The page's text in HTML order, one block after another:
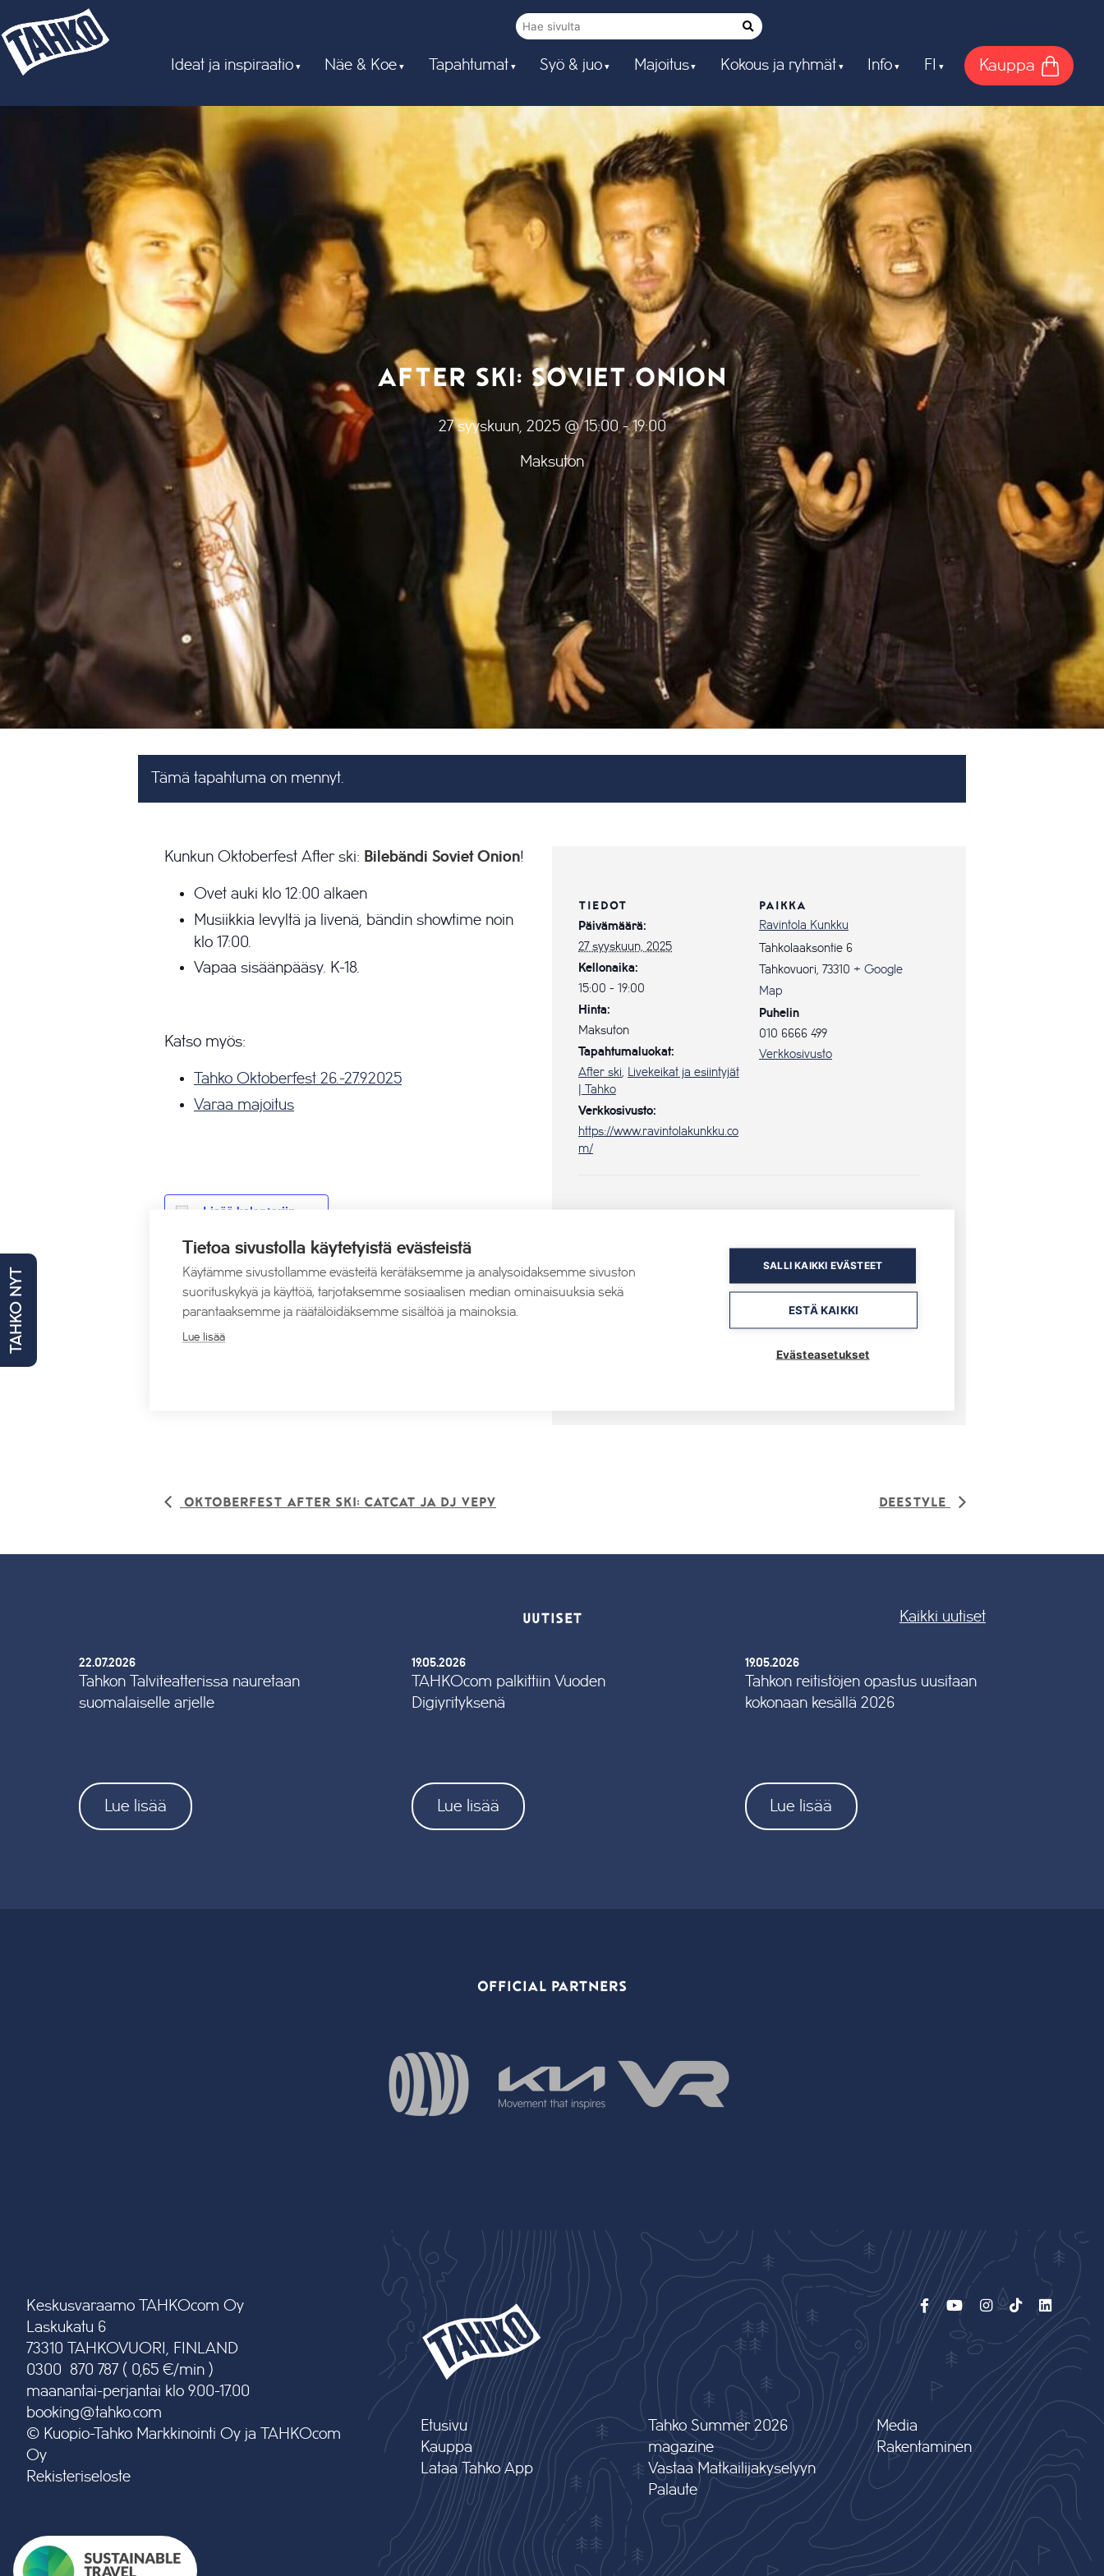
Ideat ja inspiraatio Näe & Koe Tapahtumat Syö & juo Majoitus Kokous ja ryhmät Info FI Kauppa
TAHKO NYT
AFTER SKI: SOVIET ONION
27 syyskuun, 2025 @ 15:00 -19:00
Maksuton
Tämä tapahtuma on mennyt.
Kunkun Oktoberfest After ski: Bilebändi Soviet Onion!
Ovet auki klo 12:00 alkaen
Musiikkia levyltä ja livenä, bändin showtime noin
klo 17:00.
Vapaa sisäänpääsy. K-18.
Katso myös:
Tahko Oktoberfest 26.-27.9.2025
Varaa majoitus
Lisää kalenteriin
TIEDOT
Päivämäärä:
27 syyskuun, 2025
Kellonaika:
15:00 - 19:00
Hinta:
Maksuton
Tapahtumaluokat:
After ski, Livekeikat ja esiintyjät
| Tahko
Verkkosivusto:
https://www.ravintolakunkku.co
m/
PAIKKA
Ravintola Kunkku
Tahkolaaksontie 6
Tahkovuori, 73310 + Google
Map
Puhelin
010 6666 499
Verkkosivusto
Oktoberfest After ski: CatCat ja Dj Vepy Deestyle
UUTISET Kaikki uutiset
22.07.2026
Tahkon Talviteatterissa nauretaan
suomalaiselle arjelle
Lue lisää
19.05.2026
TAHKOcom palkittiin Vuoden
Digiyrityksenä
Lue lisää
19.05.2026
Tahkon reitistöjen opastus uusitaan
kokonaan kesällä 2026
Lue lisää
OFFICIAL PARTNERS
Keskusvaraamo TAHKOcom Oy
Laskukatu 6
73310 TAHKOVUORI, FINLAND
0300 870 787 ( 0,65 €/min )
maanantai-perjantai klo 9.00-17.00
booking@tahko.com
© Kuopio-Tahko Markkinointi Oy ja TAHKOcom
Oy
Rekisteriseloste
Etusivu
Kauppa
Lataa Tahko App
Tahko Summer 2026
magazine
Vastaa Matkailijakyselyyn
Palaute
Media
Rakentaminen
Tietoa sivustolla käytetyistä evästeistä
Käytämme sivustollamme evästeitä kerätäksemme ja analysoidaksemme sivuston
suorituskykyä ja käyttöä, tarjotaksemme sosiaalisen median ominaisuuksia sekä
parantaaksemme ja räätälöidäksemme sisältöä ja mainoksia.
Lue lisää
SALLI KAIKKI EVÄSTEET
ESTÄ KAIKKI
Evästeasetukset